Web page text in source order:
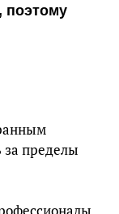
поэтому
за пределы